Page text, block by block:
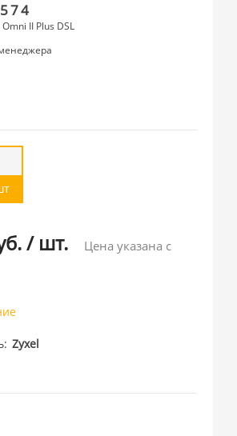
II Plus DSL
/ шт.
Цена указана с
Zyxel